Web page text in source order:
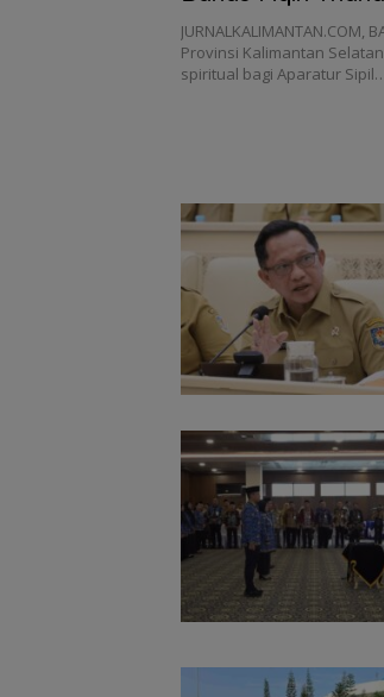
JURNALKALIMANTAN.COM,
Provinsi Kalimantan
spiritual bagi Aparatur